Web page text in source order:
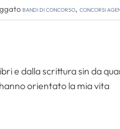
bandi di concorso, concorsi
e dalla scrittura sin da
orientato la mia vita